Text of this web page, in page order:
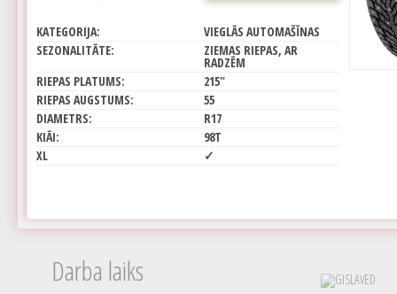
KATEGORIJA:
VIEGLĀS AUTOMAŠĪNAS
SEZONALITĀTE:
ZIEMAS RIEPAS, AR
RADZĒM
RIEPAS PLATUMS:
215"
RIEPAS AUGSTUMS:
55
DIAMETRS:
R17
KIĀI:
98T
XL
✓
Darba laiks